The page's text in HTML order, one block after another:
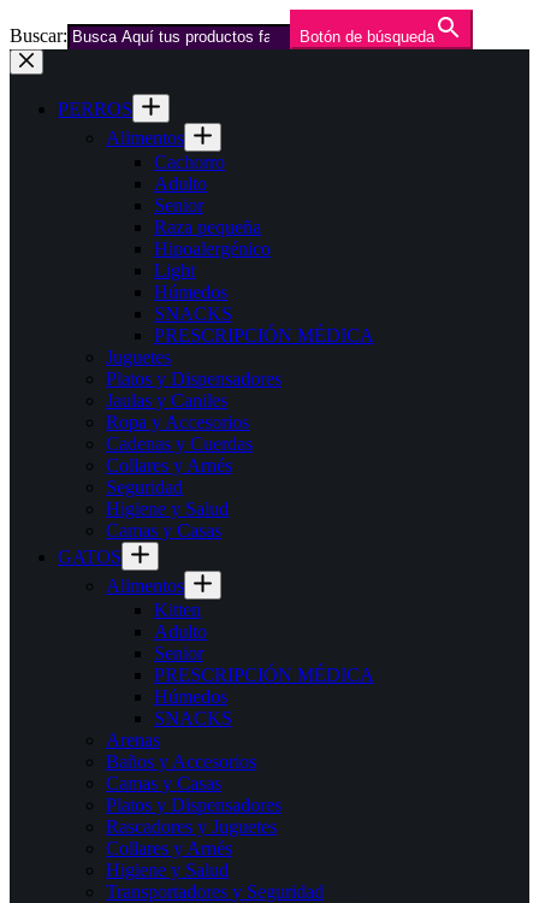
Buscar: Botón de búsqueda
Saltar
al
contenidoPERROS
Alimentos
Cachorro
Adulto
Senior
Raza pequeña
Hipoalergénico
Light
Húmedos
SNACKS
PRESCRIPCIÓN MÉDICA
Juguetes
Platos y Dispensadores
Jaulas y Caniles
Ropa y Accesorios
Cadenas y Cuerdas
Collares y Arnés
Seguridad
Higiene y Salud
Camas y Casas
GATOS
Alimentos
Kitten
Adulto
Senior
PRESCRIPCIÓN MÉDICA
Húmedos
SNACKS
Arenas
Baños y Accesorios
Camas y Casas
Platos y Dispensadores
Rascadores y Juguetes
Collares y Arnés
Higiene y Salud
Transportadores y Seguridad